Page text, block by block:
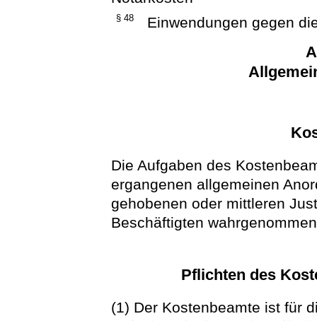
§ 48 Einwendungen gegen
Die Aufgaben des
ergangenen allgemeinen
gehobenen oder mittleren
Beschäftigten
Pflichten des
(1) Der Kostenbeamte ist für